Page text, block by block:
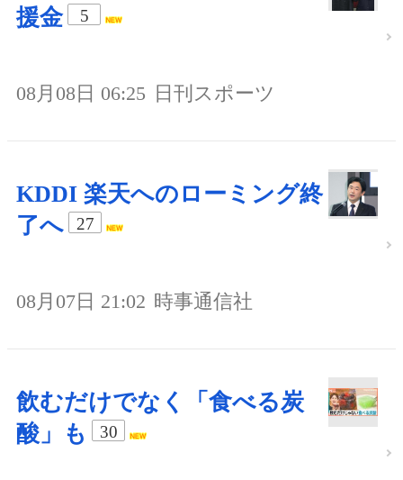
援金
5
08月08日 06:25 日刊スポーツ
KDDI 楽天へのローミング終
了へ
27
08月07日 21:02 時事通信社
飲むだけでなく「食べる炭
酸」も
30